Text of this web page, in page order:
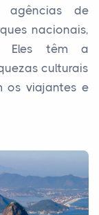
agências de
nacionais,
Eles têm a
culturais
os viajantes e